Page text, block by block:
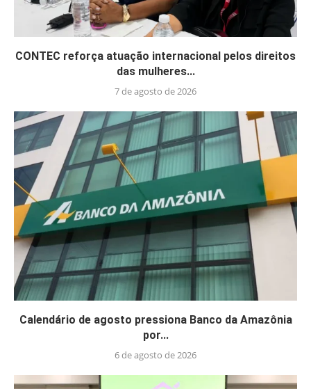
CONTEC reforça atuação internacional pelos direitos
das mulheres...
7 de agosto de 2026
Calendário de agosto pressiona Banco da Amazônia
por...
6 de agosto de 2026